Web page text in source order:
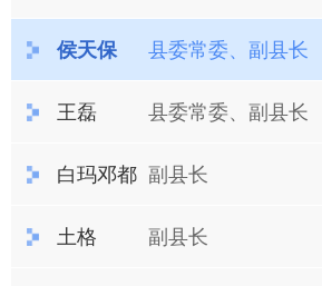
侯天保 县委常委、副县长
王磊 县委常委、副县长
白玛邓都 副县长
土格 副县长